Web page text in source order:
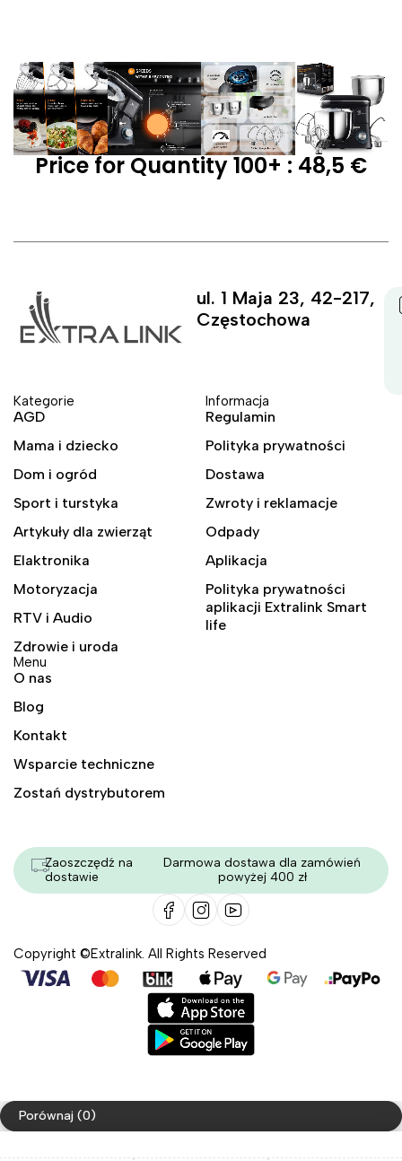
Price for Quantity 100+ : 48,5 €
ul. 1 Maja 23, 42-217,
Częstochowa
Kategorie
AGD
Mama i dziecko
Dom i ogród
Sport i turstyka
Artykuły dla zwierząt
Elaktronika
Motoryzacja
RTV i Audio
Zdrowie i uroda
Informacja
Regulamin
Polityka prywatności
Dostawa
Zwroty i reklamacje
Odpady
Aplikacja
Polityka prywatności
aplikacji Extralink Smart
life
Menu
O nas
Blog
Kontakt
Wsparcie techniczne
Zostań dystrybutorem
Zaoszczędź na
dostawie
Darmowa dostawa dla zamówień
powyżej 400 zł
Copyright ©Extralink. All Rights Reserved
Porównaj (0)